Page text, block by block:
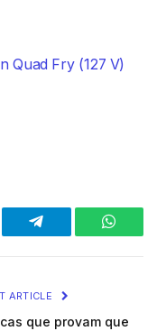
Quad Fry (127 V)
Telegram
ARTICLE
que provam que